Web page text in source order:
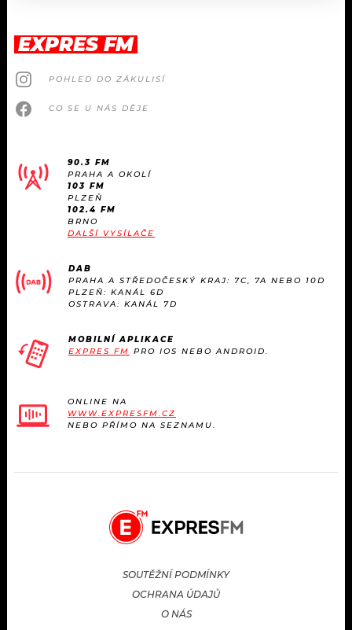
EXPRES FM
POHLED DO ZÁKULISÍ
CO SE U NÁS DĚJE
90.3 FM
PRAHA A OKOLÍ
103 FM
PLZEŇ
102.4 FM
BRNO
DALŠÍ VYSÍLAČE
DAB
PRAHA A STŘEDOČESKÝ KRAJ: 7C, 7A NEBO 10D
PLZEŇ: KANÁL 6D
OSTRAVA: KANÁL 7D
MOBILNÍ APLIKACE
EXPRES FM PRO IOS NEBO ANDROID.
ONLINE NA
WWW.EXPRESFM.CZ
NEBO PŘÍMO NA SEZNAMU.
SOUTĚŽNÍ PODMÍNKY
OCHRANA ÚDAJŮ
O NÁS